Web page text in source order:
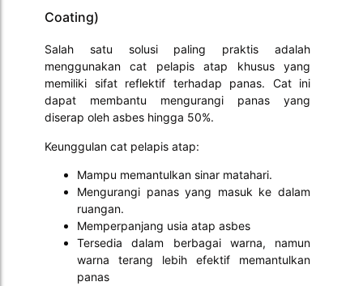
Coating)
Salah satu solusi paling praktis adalah
menggunakan cat pelapis atap khusus yang
memiliki sifat reflektif terhadap panas. Cat ini
dapat membantu mengurangi panas yang
diserap oleh asbes hingga 50%.
Keunggulan cat pelapis atap:
Mampu memantulkan sinar matahari.
Mengurangi panas yang masuk ke dalam
ruangan.
Memperpanjang usia atap asbes
Tersedia dalam berbagai warna, namun
warna terang lebih efektif memantulkan
panas